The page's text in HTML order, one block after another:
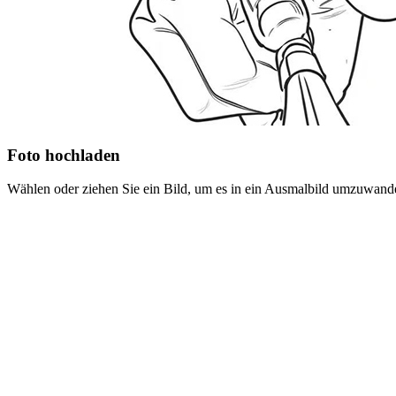
Foto hochladen
Wählen oder ziehen Sie ein Bild, um es in ein Ausmalbild